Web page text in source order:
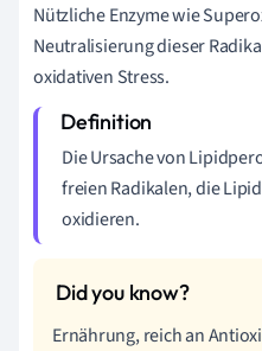
Nützliche Enzyme wie
Neutralisierung dieser
oxidativen Stress.
Die Ursache von
freien Radikalen, die
oxidieren.
Ernährung, reich an